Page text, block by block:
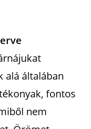
alá általában
fontos
nem